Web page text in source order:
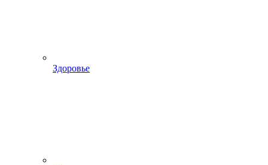
Здоровье